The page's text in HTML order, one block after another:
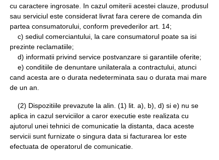
cu caractere ingrosate. In cazul omiterii acestei clauze, produsul
sau serviciul este considerat livrat fara cerere de comanda din
partea consumatorului, conform prevederilor art. 14;
c) sediul comerciantului, la care consumatorul poate sa isi
prezinte reclamatiile;
d) informatii privind service postvanzare si garantiile oferite;
e) conditiile de denuntare unilaterala a contractului, atunci
cand acesta are o durata nedeterminata sau o durata mai mare
de un an.
(2) Dispozitiile prevazute la alin. (1) lit. a), b), d) si e) nu se
aplica in cazul serviciilor a caror executie este realizata cu
ajutorul unei tehnici de comunicatie la distanta, daca aceste
servicii sunt furnizate o singura data si facturarea lor este
efectuata de operatorul de comunicatie.